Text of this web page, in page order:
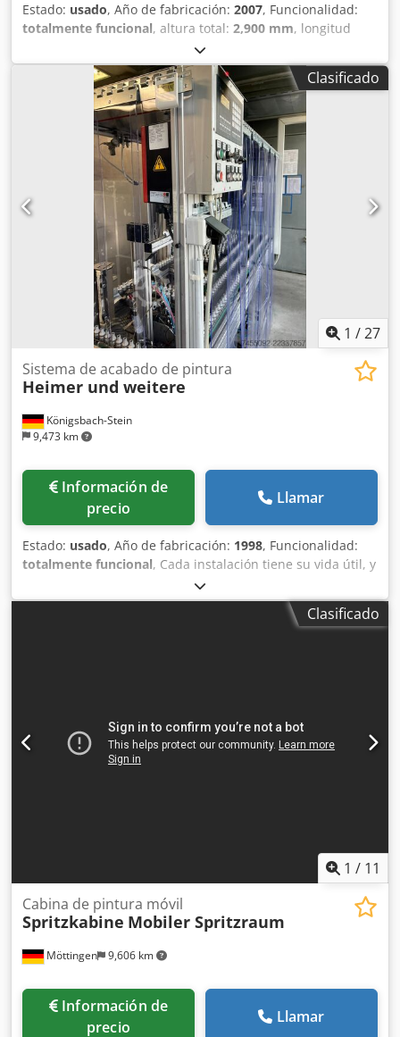
Estado: usado, Año de fabricación: 2007, Funcionalidad:
totalmente funcional, altura total: 2,900 mm, longitud
, ancho total:3,150 mm
trabajo:3,000 mm, Fabricante: Heimer Modelo: TSW-R 22-
22 Año de fabricación: 2007 Dksdpfx Ahszlrrmsmjr Datos
generales/técnicos: Cabina de proyección usada con
tecnología de filtro seco (TSW). La cabina de proyección
tiene una estructura modular y permite la conexión de una
unidad de aspiración. Las láminas filtrantes, situadas
encima de la cabina de pintura, capturan las partículas
durante el proceso de pintura en su tejido. Gracias a la
estructura modular, las láminas filtrantes pueden
reemplazarse fácilmente. Dimensiones (alto x ancho x
profundidad): 2900 mm x 3150 mm x 1100 mm
Clasificado
1 /27
Königsbach-Stein
9,473 km
Sistema de acabado de pintura
Heimer und weitere
Información de
precio
Llamar
Estado: usado, Año de fabricación: 1998, Funcionalidad:
totalmente funcional, Cada instalación tiene su vida útil, y
hemos decidido donar nuestra instalación de pintura.
Plazo: hasta finales de septiembre. Dodpezl Ambofx
Ahmskr Se trata de una obra de arte que nosotros mismos
funcionamiento. El comprador deberá desmontar la
instalación por sí mismo. Condiciones de entrega: recogida
en la fábrica de Königsbach-Stein. Le invitamos a que,
Clasificado
1 / 11
Möttingen 9,606 km
Cabina de pintura móvil
Spritzkabine Mobiler Spritzraum
Información de
precio
Llamar